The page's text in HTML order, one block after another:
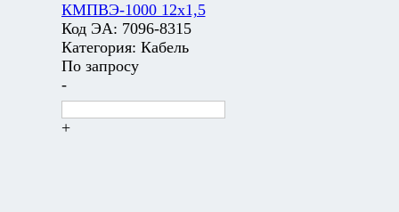
КМПВЭ-1000 12х1,5
Код ЭА: 7096-8315
Категория: Кабель
По запросу
-
+